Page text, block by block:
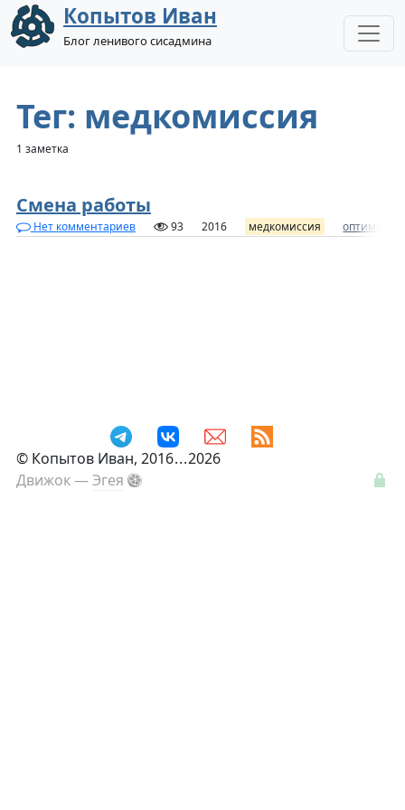
Копытов Иван
Блог ленивого сисадмина
Тег: медкомиссия
1 заметка
Смена работы
Нет комментариев 93 2016 медкомиссия оптимамед
© Копытов Иван, 2016...2026
Движок —Эгея